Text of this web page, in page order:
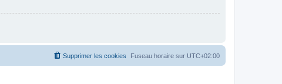
Fuseau horaire sur UTC+02:00
Supprimer les cookies